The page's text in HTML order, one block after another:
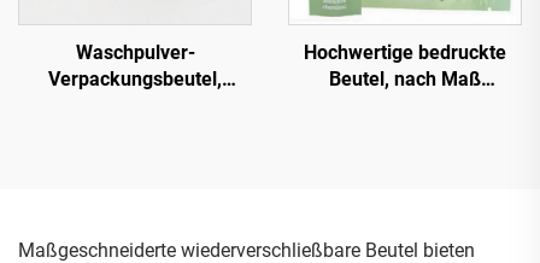
Waschpulver-
Verpackungsbeutel,
Hochwertige bedruckte
Beutel, nach Maß
Maßgeschneiderte wiederverschließbare Beutel bieten